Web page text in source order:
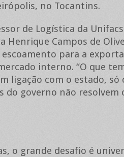
no Tocantins.
de Logística da
Henrique Campos de
para a
interno. “O que
ligação com o estado, só
do governo não resolvem
o grande desafio é